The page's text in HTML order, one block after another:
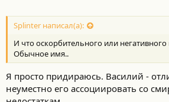
Splinter написал(а):
И что оскорбительного или негативного
Обычное имя..
Я просто придираюсь. Василий -
неуместно его ассоциировать со